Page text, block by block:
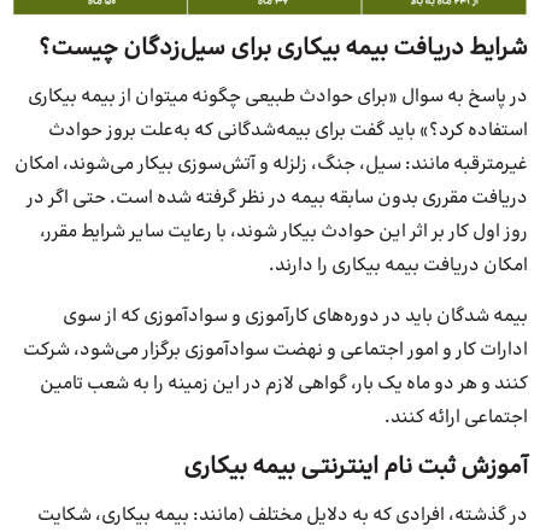
شرایط دریافت بیمه بیکاری برای سیل‌زدگان چیست؟
در پاسخ به سوال «برای حوادث طبیعی چگونه میتوان از بیمه بیکاری
استفاده کرد؟» باید گفت برای بیمه‌شدگانی که به‌علت بروز حوادث
غیرمترقبه مانند: سیل، جنگ، زلزله و آتش‌سوزی بیکار می‌شوند، امکان
دریافت مقرری بدون سابقه بیمه در نظر گرفته شده است. حتی اگر در
روز اول کار بر اثر این حوادث بیکار شوند، با رعایت سایر شرایط مقرر،
امکان دریافت بیمه بیکاری را دارند.
بیمه شدگان باید در دوره‌های کارآموزی و سوادآموزی که از سوی
ادارات کار و امور اجتماعی و نهضت سوادآموزی برگزار می‌شود، شرکت
کنند و هر دو ماه یک بار، گواهی لازم در این زمینه را به شعب تامین
اجتماعی ارائه کنند.
آموزش ثبت نام اینترنتی بیمه بیکاری
در گذشته، افرادی که به دلایل مختلف (مانند: بیمه بیکاری، شکایت